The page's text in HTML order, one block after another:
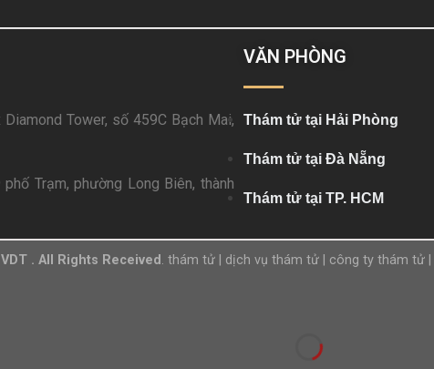
Tower, số 459C Bạch Mai,
Trạm, phường Long Biên, thành
VĂN PHÒNG
Thám tử tại Hải Phòng
Thám tử tại Đà Nẵng
Thám tử tại TP. HCM
. All Rights Received . thám tử dịch vụ thám tử công ty thám tử